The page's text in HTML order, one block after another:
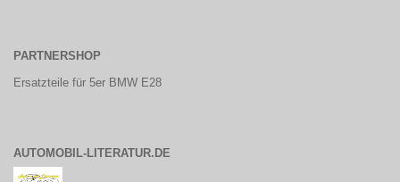
PARTNERSHOP
Ersatzteile für 5er BMW E28
AUTOMOBIL-LITERATUR.DE